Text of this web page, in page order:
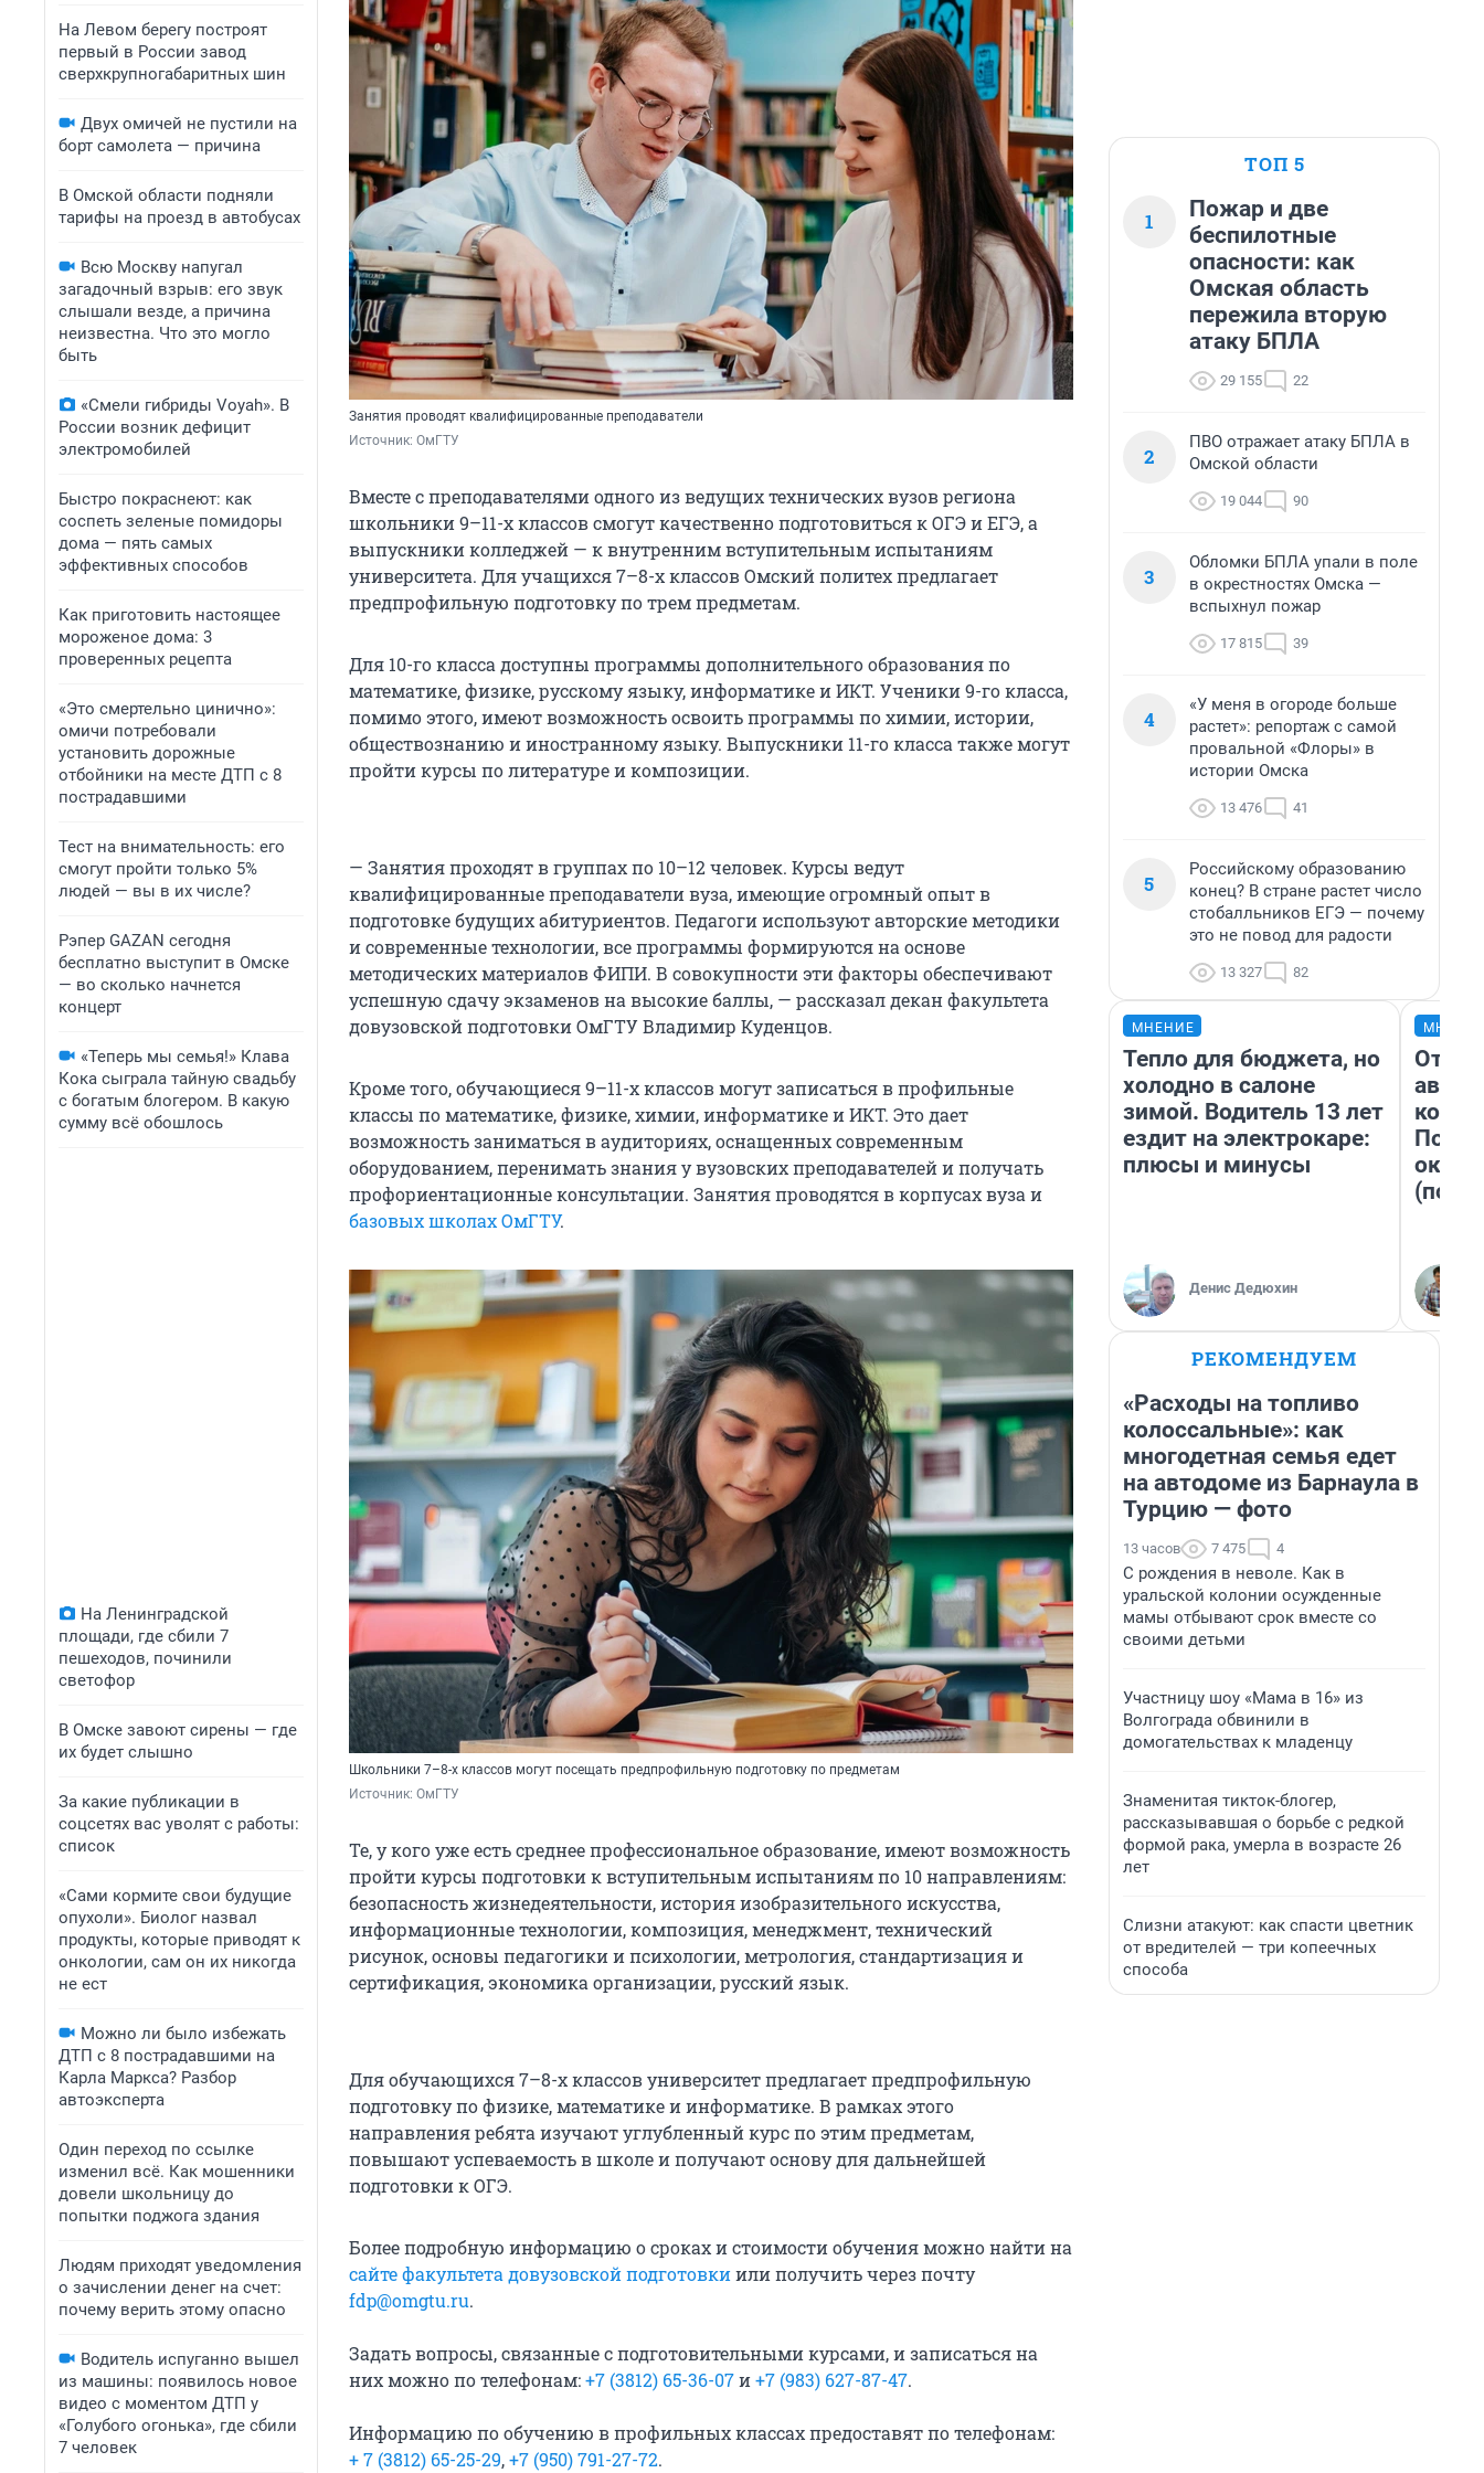
На Левом берегу построят
первый в России завод
сверхкрупногабаритных шин
Двух омичей не пустили на
борт самолета — причина
В Омской области подняли
тарифы на проезд в автобусах
Всю Москву напугал
загадочный взрыв: его звук
слышали везде, а причина
неизвестна. Что это могло
быть
«Смели гибриды Voyah». В
России возник дефицит
электромобилей
Быстро покраснеют: как
соспеть зеленые помидоры
дома — пять самых
эффективных способов
Как приготовить настоящее
мороженое дома: 3
проверенных рецепта
«Это смертельно цинично»:
омичи потребовали
установить дорожные
отбойники на месте ДТП с 8
пострадавшими
Тест на внимательность: его
смогут пройти только 5%
людей — вы в их числе?
Рэпер GAZAN сегодня
бесплатно выступит в Омске
— во сколько начнется
концерт
«Теперь мы семья!» Клава
Кока сыграла тайную свадьбу
с богатым блогером. В какую
сумму всё обошлось
На Ленинградской
площади, где сбили 7
пешеходов, починили
светофор
В Омске завоют сирены — где
их будет слышно
За какие публикации в
соцсетях вас уволят с работы:
список
«Сами кормите свои будущие
опухоли». Биолог назвал
продукты, которые приводят к
онкологии, сам он их никогда
не ест
Можно ли было избежать
ДТП с 8 пострадавшими на
Карла Маркса? Разбор
автоэксперта
Один переход по ссылке
изменил всё. Как мошенники
довели школьницу до
попытки поджога здания
Людям приходят уведомления
о зачислении денег на счет:
почему верить этому опасно
Водитель испуганно вышел
из машины: появилось новое
видео с моментом ДТП у
«Голубого огонька», где сбили
7 человек
Занятия проводят квалифицированные преподаватели
Источник: ОмГТУ
Вместе с преподавателями одного из ведущих технических вузов региона
школьники 9–11-х классов смогут качественно подготовиться к ОГЭ и ЕГЭ, а
выпускники колледжей — к внутренним вступительным испытаниям
университета. Для учащихся 7–8-х классов Омский политех предлагает
предпрофильную подготовку по трем предметам.
Для 10-го класса доступны программы дополнительного образования по
математике, физике, русскому языку, информатике и ИКТ. Ученики 9-го класса,
помимо этого, имеют возможность освоить программы по химии, истории,
обществознанию и иностранному языку. Выпускники 11-го класса также могут
пройти курсы по литературе и композиции.
— Занятия проходят в группах по 10–12 человек. Курсы ведут
квалифицированные преподаватели вуза, имеющие огромный опыт в
подготовке будущих абитуриентов. Педагоги используют авторские методики
и современные технологии, все программы формируются на основе
методических материалов ФИПИ. В совокупности эти факторы обеспечивают
успешную сдачу экзаменов на высокие баллы, — рассказал декан факультета
довузовской подготовки ОмГТУ Владимир Куденцов.
Кроме того, обучающиеся 9–11-х классов могут записаться в профильные
классы по математике, физике, химии, информатике и ИКТ. Это дает
возможность заниматься в аудиториях, оснащенных современным
оборудованием, перенимать знания у вузовских преподавателей и получать
профориентационные консультации. Занятия проводятся в корпусах вуза и
базовых школах ОмГТУ.
Школьники 7–8-х классов могут посещать предпрофильную подготовку по предметам
Источник: ОмГТУ
Те, у кого уже есть среднее профессиональное образование, имеют возможность
пройти курсы подготовки к вступительным испытаниям по 10 направлениям:
безопасность жизнедеятельности, история изобразительного искусства,
информационные технологии, композиция, менеджмент, технический
рисунок, основы педагогики и психологии, метрология, стандартизация и
сертификация, экономика организации, русский язык.
Для обучающихся 7–8-х классов университет предлагает предпрофильную
подготовку по физике, математике и информатике. В рамках этого
направления ребята изучают углубленный курс по этим предметам,
повышают успеваемость в школе и получают основу для дальнейшей
подготовки к ОГЭ.
Более подробную информацию о сроках и стоимости обучения можно найти на
сайте факультета довузовской подготовкиили получить через почту
fdp@omgtu.ru.
Задать вопросы, связанные с подготовительными курсами, и записаться на
них можно по телефонам:+7 (3812) 65-36-07и+7 (983) 627-87-47.
Информацию по обучению в профильных классах предоставят по телефонам:
+ 7 (3812) 65-25-29,+7 (950) 791-27-72.
ТОП 5
1
Пожар и две
беспилотные
опасности: как
Омская область
пережила вторую
атаку БПЛА
29 155 22
2
ПВО отражает атаку БПЛА в
Омской области
19 044 90
3
Обломки БПЛА упали в поле
в окрестностях Омска —
вспыхнул пожар
17 815 39
4
«У меня в огороде больше
растет»: репортаж с самой
провальной «Флоры» в
истории Омска
13 476 41
5
Российскому образованию
конец? В стране растет число
стобалльников ЕГЭ — почему
это не повод для радости
13 327 82
МНЕНИЕ
Тепло для бюджета, но
холодно в салоне
зимой. Водитель 13 лет
ездит на электрокаре:
плюсы и минусы
Денис Дедюхин
От
РЕКОМЕНДУЕМ
«Расходы на топливо
колоссальные»: как
многодетная семья едет
на автодоме из Барнаула в
Турцию — фото
13 часов 7 475 4
С рождения в неволе. Как в
уральской колонии осужденные
мамы отбывают срок вместе со
своими детьми
Участницу шоу «Мама в 16» из
Волгограда обвинили в
домогательствах к младенцу
Знаменитая тикток-блогер,
рассказывавшая о борьбе с редкой
формой рака, умерла в возрасте 26
лет
Слизни атакуют: как спасти цветник
от вредителей — три копеечных
способа